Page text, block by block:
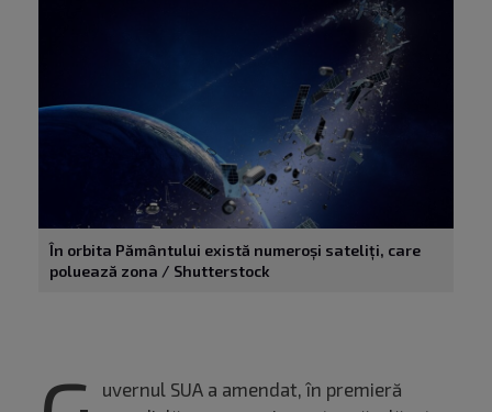
În orbita Pământului există numeroși sateliți, care
poluează zona / Shutterstock
uvernul SUA a amendat, în premieră